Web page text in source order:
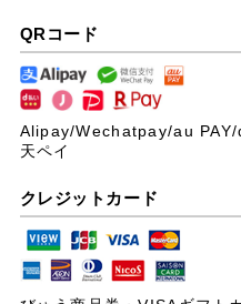
QRコード
Alipay/Wechatpay/au PAY/
天ペイ
クレジットカード